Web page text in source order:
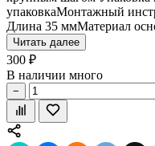
упаковкаМонтажный
Длина 35 ммМатериал
Читать далее
300 ₽
В наличии много
−